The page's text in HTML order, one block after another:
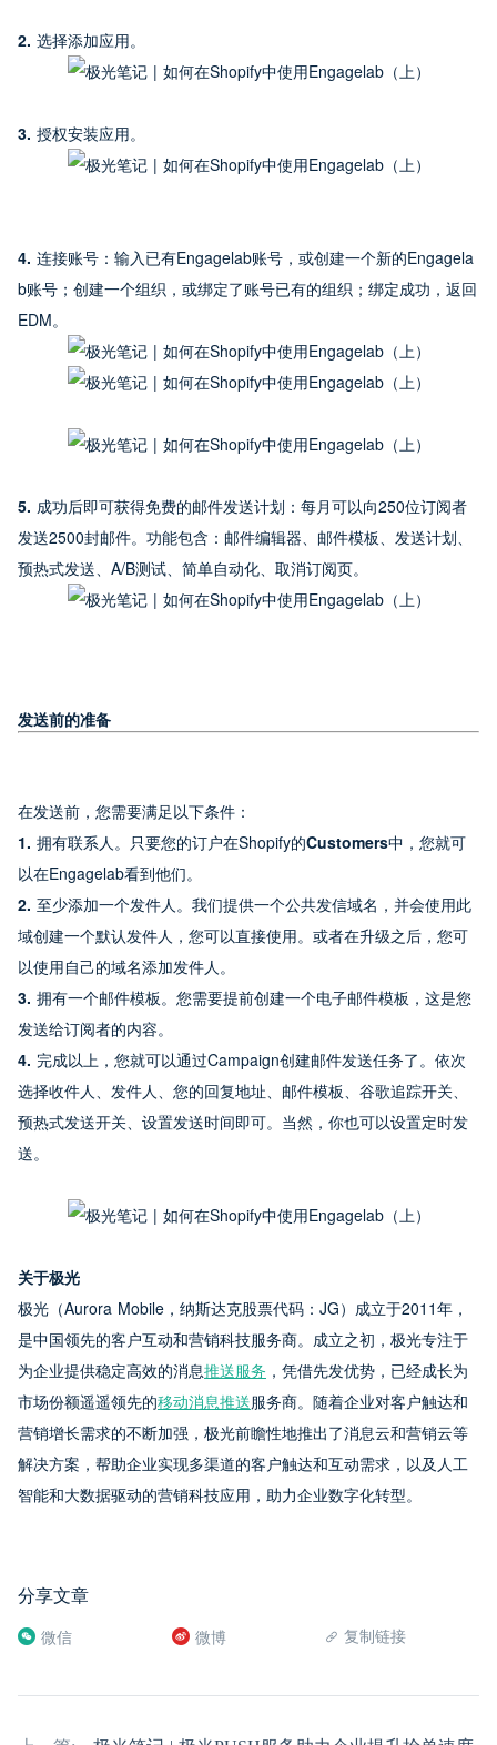
2. 选择添加应用。
3. 授权安装应用。
4. 连接账号：输入已有Engagelab账号，或创建一个新的Engagela
b账号；创建一个组织，或绑定了账号已有的组织；绑定成功，返回
EDM。
5. 成功后即可获得免费的邮件发送计划：每月可以向250位订阅者
发送2500封邮件。功能包含：邮件编辑器、邮件模板、发送计划、
预热式发送、A/B测试、简单自动化、取消订阅页。
发送前的准备
在发送前，您需要满足以下条件：
1. 拥有联系人。只要您的订户在Shopify的Customers中，您就可
以在Engagelab看到他们。
2. 至少添加一个发件人。我们提供一个公共发信域名，并会使用此
域创建一个默认发件人，您可以直接使用。或者在升级之后，您可
以使用自己的域名添加发件人。
3. 拥有一个邮件模板。您需要提前创建一个电子邮件模板，这是您
发送给订阅者的内容。
4. 完成以上，您就可以通过Campaign创建邮件发送任务了。依次
选择收件人、发件人、您的回复地址、邮件模板、谷歌追踪开关、
预热式发送开关、设置发送时间即可。当然，你也可以设置定时发
送。
关于极光
极光（Aurora Mobile，纳斯达克股票代码：JG）成立于2011年，
是中国领先的客户互动和营销科技服务商。成立之初，极光专注于
为企业提供稳定高效的消息推送服务 ，凭借先发优势，已经成长为
市场份额遥遥领先的移动消息推送服务商。随着企业对客户触达和
营销增长需求的不断加强，极光前瞻性地推出了消息云和营销云等
解决方案，帮助企业实现多渠道的客户触达和互动需求，以及人工
智能和大数据驱动的营销科技应用，助力企业数字化转型。
分享文章
微信 微博 复制链接